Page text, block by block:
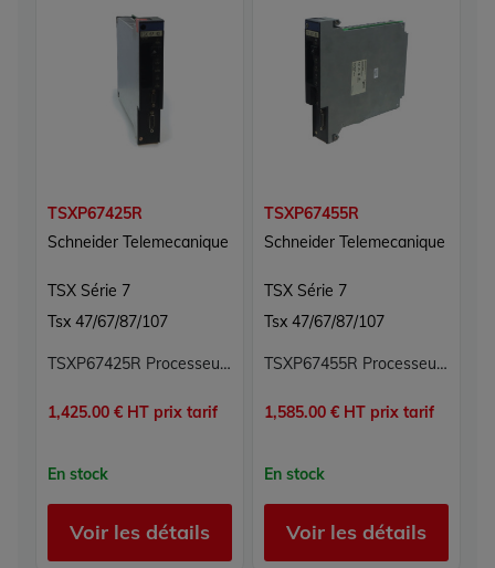
TSXP67425R
Schneider Telemecanique
TSX Série 7
Tsx 47/67/87/107
TSXP67425R Processeur TSX Série 7 Schneider Telemecanique
1,425.00 € HT prix tarif
En stock
Voir les détails
TSXP67455R
Schneider Telemecanique
TSX Série 7
Tsx 47/67/87/107
TSXP67455R Processeur CPU Modicon TSX Série 7 Schneider Electric Telemecanique automate programmable industriel
1,585.00 € HT prix tarif
En stock
Voir les détails